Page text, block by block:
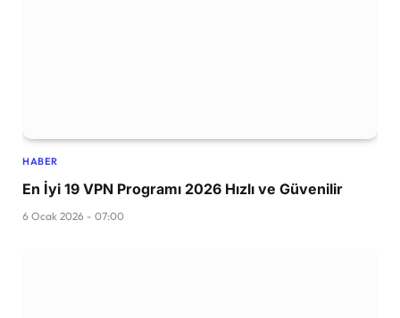
HABER
En İyi 19 VPN Programı 2026 Hızlı ve Güvenilir
6 Ocak 2026 - 07:00